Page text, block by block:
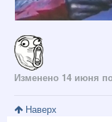
Изменено 14 июня
Наверх